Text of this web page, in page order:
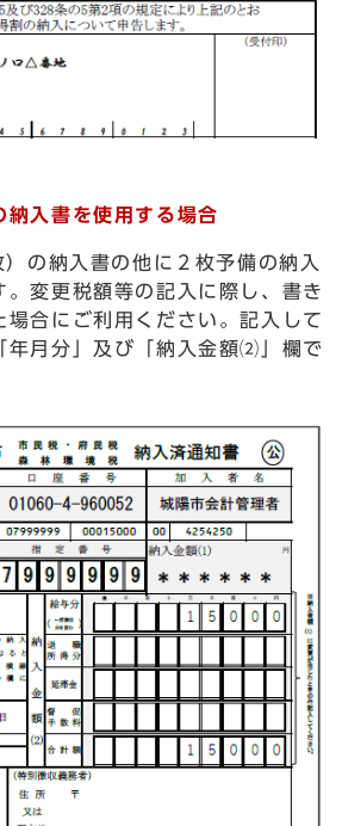
入書を使用する場合
の納入書の他に２枚予備の納入
。変更税額等の記入に際し、書き
場合にご利用ください。記入して
年月分」及び「納入金額⑵」欄で